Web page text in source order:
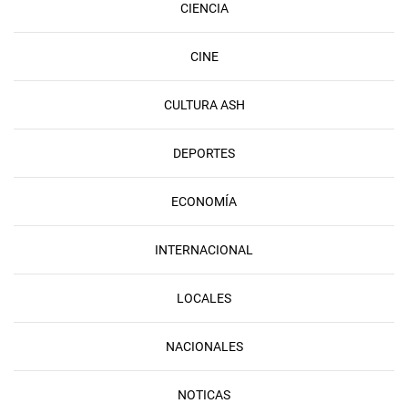
CIENCIA
CINE
CULTURA ASH
DEPORTES
ECONOMÍA
INTERNACIONAL
LOCALES
NACIONALES
NOTICAS